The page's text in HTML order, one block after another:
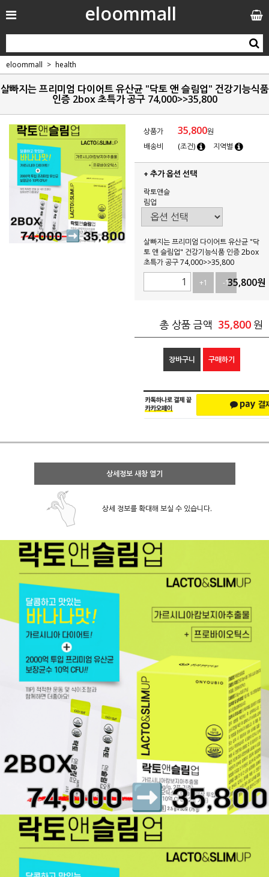
eloommall
eloommall health
살빠지는 프리미엄 다이어트 유산균 "닥토 앤 슬림업" 건강기능식품
인증 2box 초특가 공구 74,000>>35,800
상품가 35,800원
배송비
(조건) 지역별
+ 추가 옵션 선택
락토앤슬
림업
살빠지는 프리미엄 다이어트 유산균 "닥
토 앤 슬림업" 건강기능식품 인증 2box
초특가 공구 74,000>>35,800
+1
-135,800원
총 상품 금액 35,800 원
장바구니 구매하기
상세정보 새창 열기
상세 정보를 확대해 보실 수 있습니다.